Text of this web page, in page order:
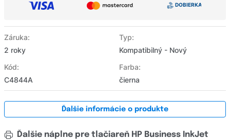
Záruka:
2 roky
Typ:
Kompatibilný - Nový
Kód:
C4844A
Farba:
čierna
Ďalšie informácie o produkte
Ďalšie náplne pre tlačiareň HP Business InkJet